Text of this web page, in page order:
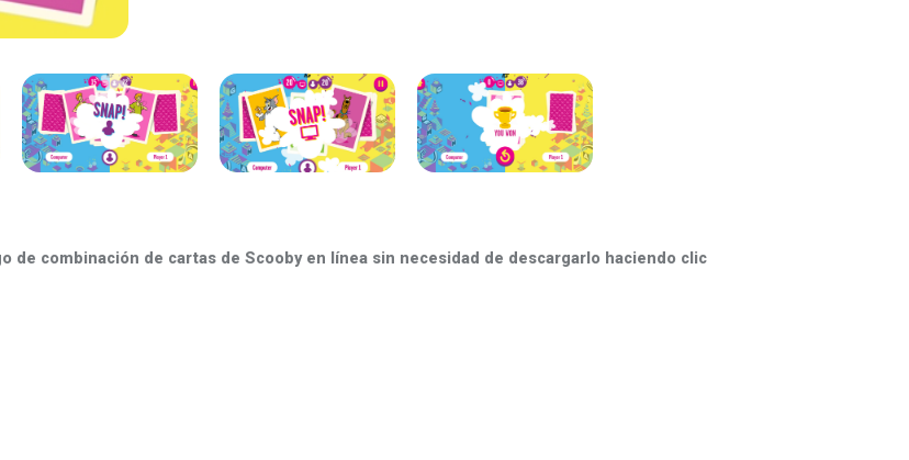
de combinación de cartas de Scooby en línea sin necesidad de descargarlo haciendo clic